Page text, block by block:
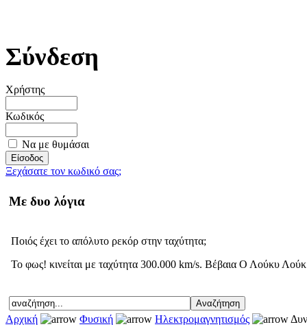
Σύνδεση
Χρήστης
Κωδικός
Να με θυμάσαι
Ξεχάσατε τον κωδικό σας;
Με δυο λόγια
Ποιός έχει το απόλυτο ρεκόρ στην ταχύτητα;
Το φως! κινείται με ταχύτητα 300.000 km/s. Βέβαια Ο Λούκυ
Αρχική Φυσική Ηλεκτρομαγνητισμός